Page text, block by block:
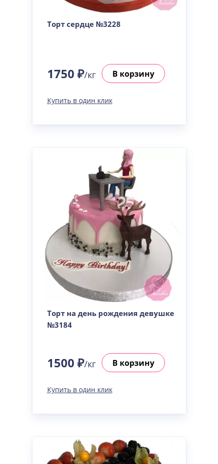
Узнать подробнее о начинке
Советская птичка
Тирамису клубничная
По выбору кондитера
Узнать подробнее о начинке
Торт сердце №3228
1750 ₽/кг В корзину
Купить в один клик
Торт на день рождения девушке
№3184
1500 ₽/кг В корзину
Купить в один клик